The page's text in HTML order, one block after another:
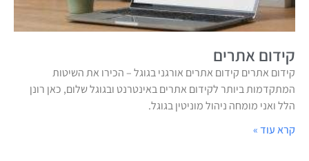
קידום אתרים
קידום אתרים קידום אתרים אורגני בגוגל – הכירו את השיטות
המתקדמות ביותר לקידום אתרים באינטרנט ובגוגל שלום, כאן רונן
הלל ואני מומחה ניהול מוניטין בגוגל.
קרא עוד »